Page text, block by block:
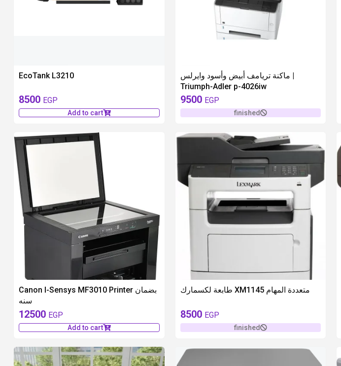
EcoTank L3210
8500 EGP
Add to cart
ماكنة تريامف أبيض وأسود وايرلس |
Triumph-Adler p-4026iw
9500 EGP
finished
Canon I-Sensys MF3010 Printer بضمان
سنه
12500 EGP
Add to cart
طابعة لكسمارك XM1145 متعددة المهام
8500 EGP
finished